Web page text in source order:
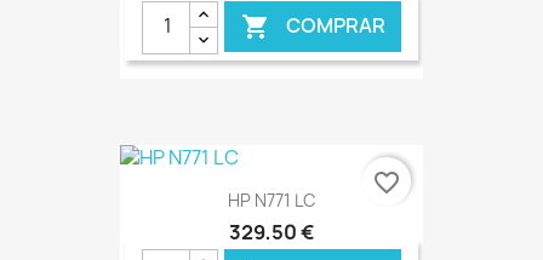
 COMPRAR
HP N771 LC
329,50 €
favorite_border